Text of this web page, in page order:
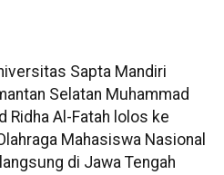
Sapta Mandiri
Selatan Muhammad
Ridha Al-Fatah lolos ke
Mahasiswa Nasional
di Jawa Tengah